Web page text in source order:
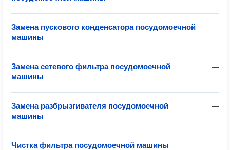
—
Замена пускового конденсатора посудомоечной
машины
—
Замена сетевого фильтра посудомоечной
машины
—
Замена разбрызгивателя посудомоечной
машины
—
Чистка фильтра посудомоечной машины